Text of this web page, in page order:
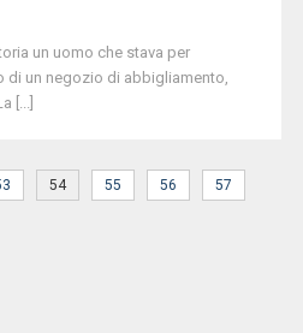
un uomo che stava per
di un negozio di abbigliamento,
[...]
54 55 56 57